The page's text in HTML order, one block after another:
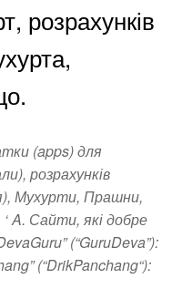
розрахунків
(apps) для
розрахунків
Мухурти, Прашни,
Сайти, які добре
(“GuruDeva”):
(“DrikPanchang“):